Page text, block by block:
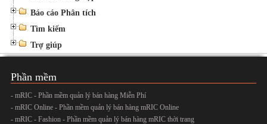
Báo cáo Phân tích
Tìm kiếm
Trợ giúp
Phần mềm
- mRIC - Phần mềm quản lý bán hàng Miễn Phí
- mRIC Online - Phần mềm quản lý bán hàng mRIC Online
- mRIC - Fashion - Phần mềm quản lý bán hàng mRIC thời trang